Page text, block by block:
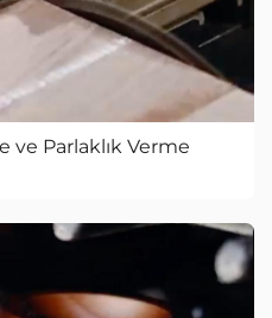
ve Parlaklık Verme